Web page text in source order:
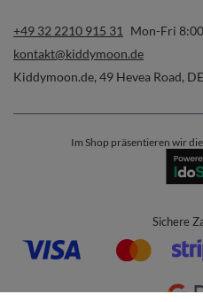
+49 32 2210 915 31
Mon-Fri
kontakt@kiddymoon.de
Kiddymoon.de, 49 Hevea Road,
Im Shop präsentieren wir
Sichere